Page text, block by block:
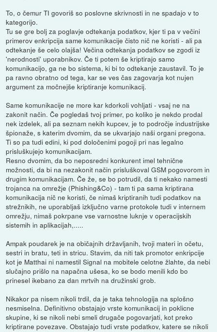
To, o čemur TI govoriš so poslovne skrivnosti in ne spadajo v to
kategorijo.
Tu se gre bolj za poglavje odtekanja podatkov, kjer ti pa v večini
primerov enkripcija same komunikacije čisto nič ne koristi - ali pa
odtekanje še celo olajša! Večina odtekanja podatkov se zgodi iz
'nerodnosti' uporabnikov. Če ti potem še kriptirajo samo
komunikacijo, ga ne bo sistema, ki bi to odtekanje zaustavil. To je
pa ravno obratno od tega, kar se ves čas zagovarja kot nujen
argument za močnejše kriptiranje komunikacij.
Same komunikacije ne more kar kdorkoli vohljati - vsaj ne na
zakonit način. Če pogledaš tvoj primer, po koliko je nekdo prodal
nek izdelek, ali pa seznam nekih kupcev, je to področje industrijske
špionaže, s katerim dvomim, da se ukvarjajo naši organi pregona.
Ti so pa tudi edini, ki pod določenimi pogoji pri nas legalno
prisluškujejo komunikacijam.
Resno dvomim, da bo neposredni konkurent imel tehnične
možnosti, da bi na nezakonit način prisluškoval GSM pogovorom in
drugim komunikacijam. Če že, se bo potrudil, da ti nekako namesti
trojanca na omrežje (Phishing&Co) - tam ti pa sama kriptirana
komunikacija nič ne koristi, če nimaš kriptiranih tudi podatkov na
strežnikih, ne uporabljaš izključno varne protokole tudi v internem
omrežju, nimaš pokrpane vse varnostne luknje v operacijskih
sistemih in aplikacijah,.....
Ampak poudarek je na običajnih državljanih, tvoji materi in očetu,
sestri in bratu, teti in stricu. Stavim, da niti tak promotor enkripcije
kot je Matthai ni namestil Signal na mobitele celotne žlahte, da nebi
slučajno prišlo na napačna ušesa, ko se bodo menili kdo bo
prinesel ikebano za dan mrtvih na družinski grob.
Nikakor pa nisem nikoli trdil, da je taka tehnologija na splošno
nesmiselna. Definitivno obstajajo vrste komunikacij in poklicne
skupine, ki se nikoli nebi smeli drugače pogovarjati, kot preko
kriptirane povezave. Obstajajo tudi vrste podatkov, katere se nikoli